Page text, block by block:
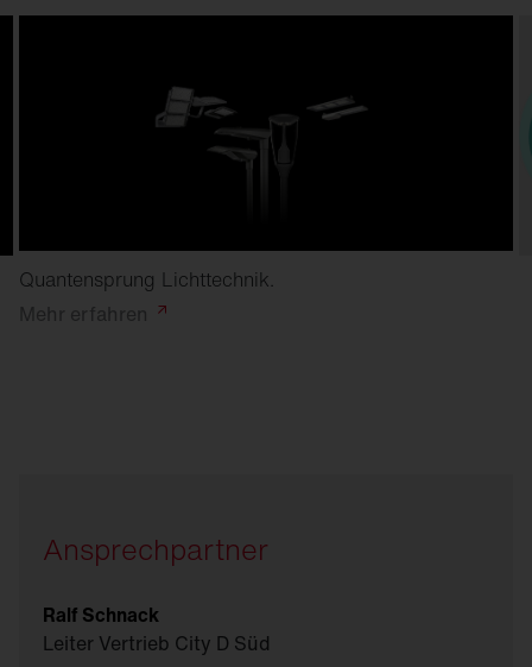
Quantensprung Lichttechnik.
Mehr erfahren
Ansprechpartner
Ralf Schnack
Leiter Vertrieb City D Süd